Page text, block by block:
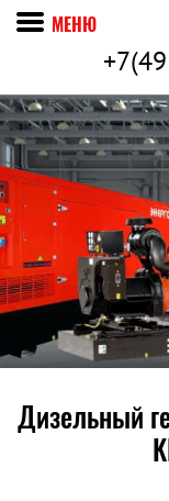
МЕНЮ
Дизельный